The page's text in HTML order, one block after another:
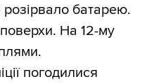
розірвало батарею.
На 12-му
погодилися